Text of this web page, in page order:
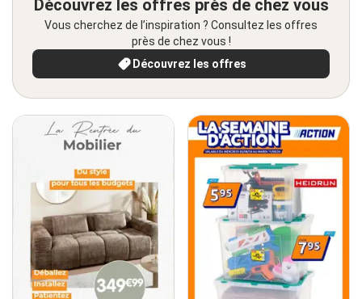
Découvrez les offres près de chez vous
Vous cherchez de l’inspiration ? Consultez les offres
près de chez vous !
Découvrez les offres